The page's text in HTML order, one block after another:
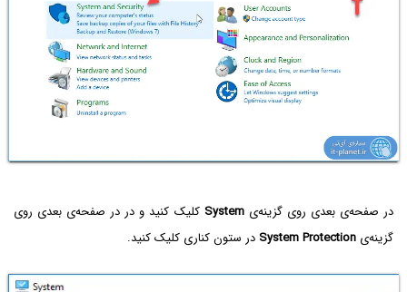
در صفحه‌ی بعدی روی گزینه‌یSystem کلیک کنید و در در صفحه‌ی بعدی روی
گزینه‌ی System Protection در ستون کناری کلیک کنید.